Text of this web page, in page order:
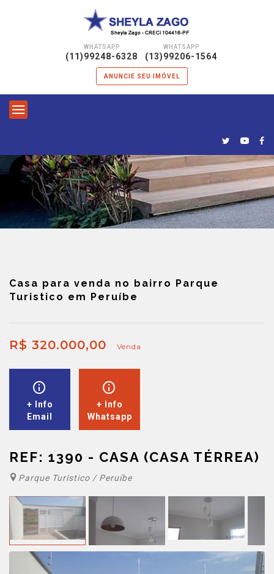
WHATSAPP
(11)99248-6328
WHATSAPP
(13)99206-1564
ANUNCIE SEU IMÓVEL
Casa para venda no bairro Parque
Turistico em Peruíbe
R$ 320.000,00 Venda
+ Info
Email
+ Info
Whatsapp
REF: 1390 - CASA (CASA TÉRREA)
Parque Turistico / Peruíbe